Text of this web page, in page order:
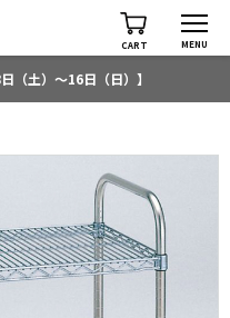
CART MENU
（土）～16日（日）】